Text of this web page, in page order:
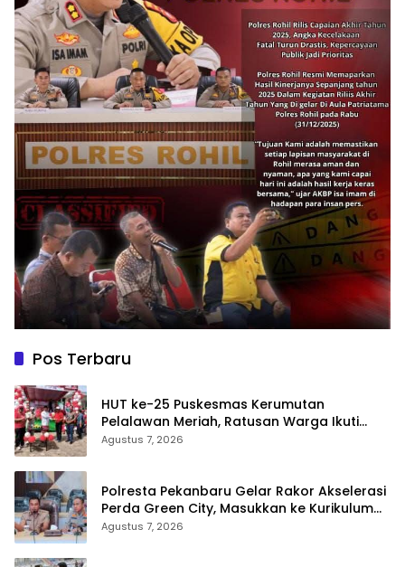
Pos Terbaru
HUT ke-25 Puskesmas Kerumutan
Pelalawan Meriah, Ratusan Warga Ikuti
Jalan Santai dan Cek Kesehatan Gratis
Agustus 7, 2026
Polresta Pekanbaru Gelar Rakor Akselerasi
Perda Green City, Masukkan ke Kurikulum
Sekolah
Agustus 7, 2026